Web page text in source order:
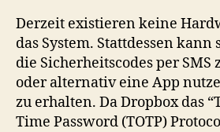
Derzeit existieren keine
das System. Stattdessen
die Sicherheitscodes per SMS
oder alternativ eine App
zu erhalten. Da Dropbox das
Time Password (TOTP)